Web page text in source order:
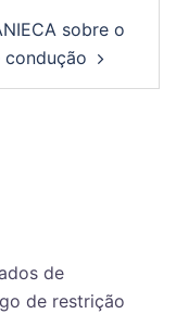
sobre o
de
de restrição